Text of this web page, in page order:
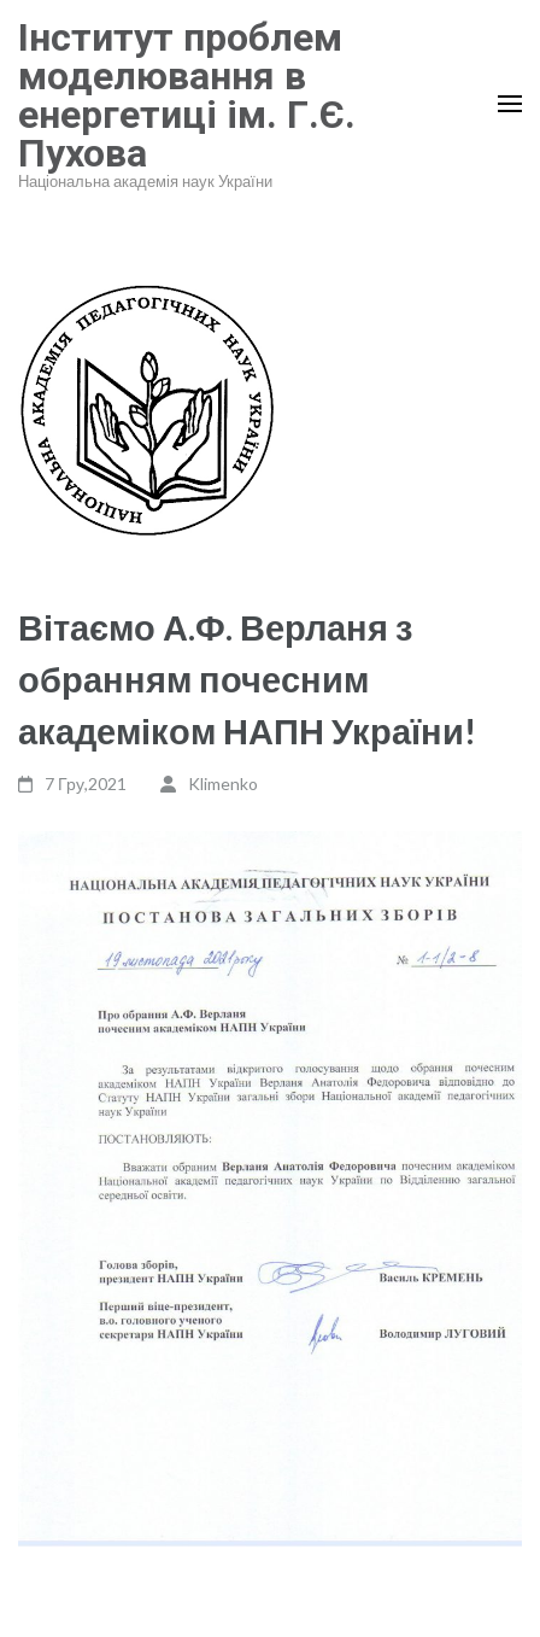
до
вмісту
(натисніть
Enter)
Інститут проблем
моделювання в
енергетиці ім. Г.Є.
Пухова
Національна академія наук України
Вітаємо А.Ф. Верланя з
обранням почесним
академіком НАПН України!
7 Гру,2021 Klimenko